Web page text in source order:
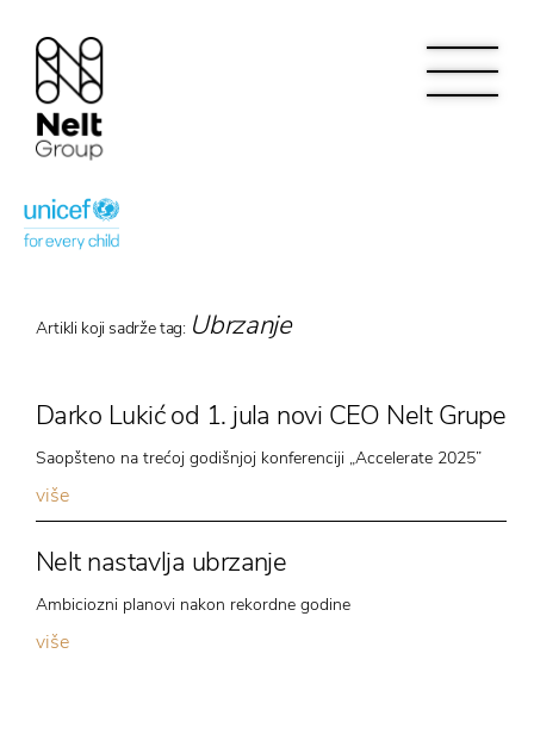
Artikli koji sadrže tag: Ubrzanje
Darko Lukić od 1. jula novi CEO Nelt Grupe
Saopšteno na trećoj godišnjoj konferenciji „Accelerate 2025”
više
Nelt nastavlja ubrzanje
Ambiciozni planovi nakon rekordne godine
više